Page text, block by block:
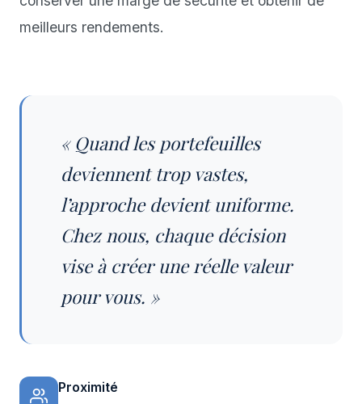
meilleurs rendements.
« Quand les portefeuilles
deviennent trop vastes,
l’approche devient uniforme.
Chez nous, chaque décision
vise à créer une réelle valeur
pour vous. »
Proximité